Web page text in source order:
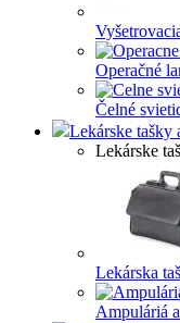
Operačné
Čelné
Lekárske tašky
Lekárske
Lekárska
Ampuláriá